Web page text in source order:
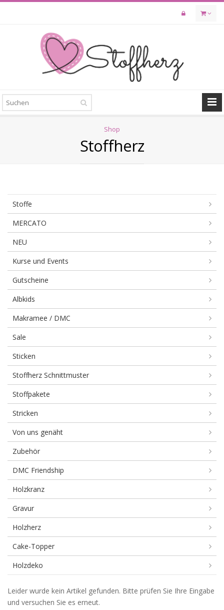
Skip
Shop
Stoffherz
Stoffe
MERCATO
NEU
Kurse und Events
Gutscheine
Albkids
Makramee / DMC
Sale
Sticken
Stoffherz Schnittmuster
Stoffpakete
Stricken
Von uns genäht
Zubehör
DMC Friendship
Holzkranz
Gravur
Holzherz
Cake-Topper
Holzdeko
Stoffherz
Leider wurde kein Artikel gefunden. Bitte prüfen Sie Ihre Eingabe
und versuchen Sie es erneut.